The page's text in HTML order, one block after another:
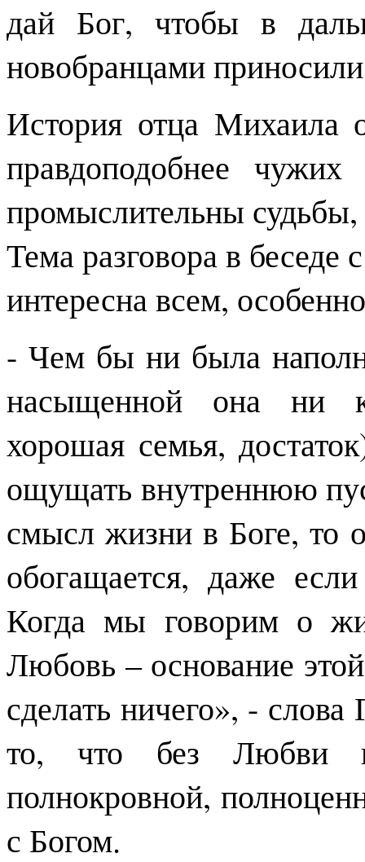
дай Бог, чтобы в
новобранцами
История отца
правдоподобнее чужих
промыслительны
Тема разговора в
интересна всем,
- Чем бы ни была
насыщенной она ни
хорошая семья,
ощущать внутреннюю
смысл жизни в Боге, то
обогащается, даже
Когда мы говорим о
Любовь – основание
сделать ничего», -
то, что без Любви
полнокровной,
с Богом.